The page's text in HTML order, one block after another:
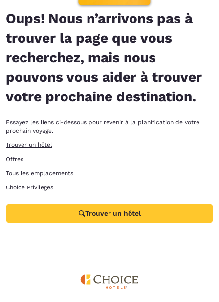
Oups! Nous n’arrivons pas à
trouver la page que vous
recherchez, mais nous
pouvons vous aider à trouver
votre prochaine destination.
Essayez les liens ci-dessous pour revenir à la planification de votre
prochain voyage.
Trouver un hôtel
Offres
Tous les emplacements
Choice Privileges
Trouver un hôtel